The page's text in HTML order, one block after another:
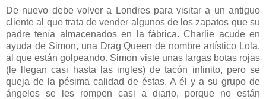
De nuevo debe volver a Londres para visitar a un antiguo
cliente al que trata de vender algunos de los zapatos que su
padre tenía almacenados en la fábrica. Charlie acude en
ayuda de Simon, una Drag Queen de nombre artístico Lola,
al que están golpeando. Simon viste unas largas botas rojas
(le llegan casi hasta las ingles) de tacón infinito, pero se
queja de la pésima calidad de éstas. A él y a su grupo de
ángeles se les rompen casi a diario, porque no están